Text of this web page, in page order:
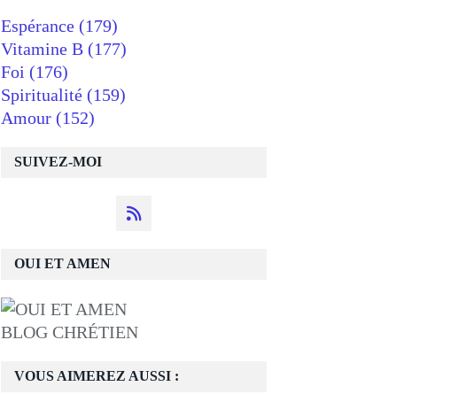
SUIVEZ-MOI
OUI ET AMEN
BLOG CHRÉTIEN
VOUS AIMEREZ AUSSI :
Espérance (179)
Vitamine B (177)
Foi (176)
Spiritualité (159)
Amour (152)